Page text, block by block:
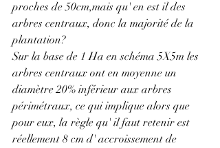
proches de 50cm,mais qu' en est il des
arbres centraux, donc la majorité de la
plantation?
Sur la base de 1 Ha en schéma 5X5m les
arbres centraux ont en moyenne un
diamètre 20% inférieur aux arbres
périmétraux, ce qui implique alors que
pour eux, la règle qu' il faut retenir est
réellement 8 cm d' accroissement de